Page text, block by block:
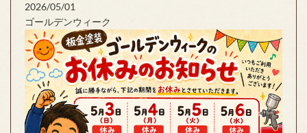
2026/05/01
ゴールデンウィーク